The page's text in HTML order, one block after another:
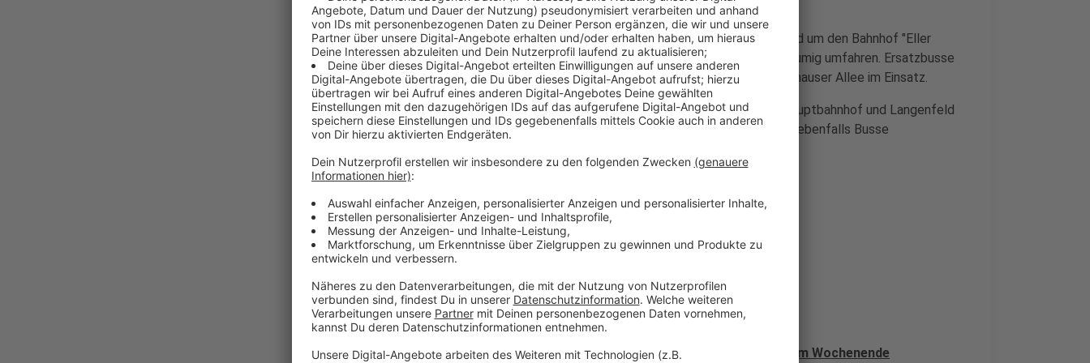
DieRheinbahn erneuert Gleise auf der Gumbertstraße. Sie ist rund um den Bahnhof "Eller
Mitte" auch für Autos gesperrt. Wir sollten diesen Bereich weiträumig umfahren. Ersatzbusse
sind zwischen Lierenfeld beziehungsweise Oberbilk und der Vennhauser Allee im Einsatz.
DieDeutsche Bahnführt parallel Gleisarbeiten zwischen dem Hauptbahnhof und Langenfeld
durch. In diesem Bereich sind am Wochenende auf der S1 und S6 ebenfalls Busse
Weitere Infos und Links zum Thema:
Anzeige
Sperrung der Gumbertstraße in Eller an diesem Wochenende
Beeinträchtigungen auf der S1 und S6 in Düsseldorf an diesem Wochenende